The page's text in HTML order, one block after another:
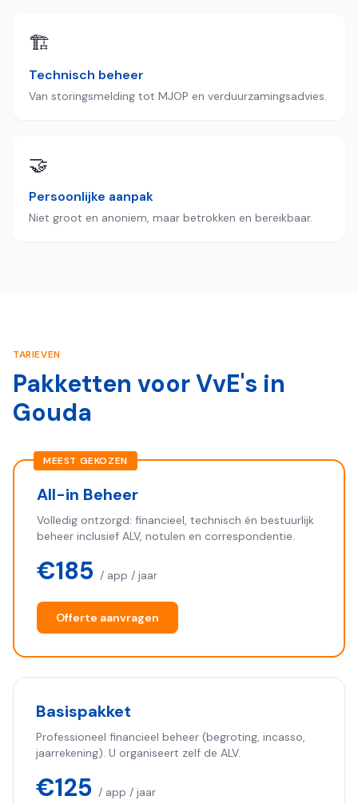
🏗️
Technisch beheer
Van storingsmelding tot MJOP en verduurzamingsadvies.
🤝
Persoonlijke aanpak
Niet groot en anoniem, maar betrokken en bereikbaar.
TARIEVEN
Pakketten voor VvE's in
Gouda
MEEST GEKOZEN
All-in Beheer
Volledig ontzorgd: financieel, technisch én bestuurlijk
beheer inclusief ALV, notulen en correspondentie.
€185 / app / jaar
Offerte aanvragen
Basispakket
Professioneel financieel beheer (begroting, incasso,
jaarrekening). U organiseert zelf de ALV.
€125 / app / jaar